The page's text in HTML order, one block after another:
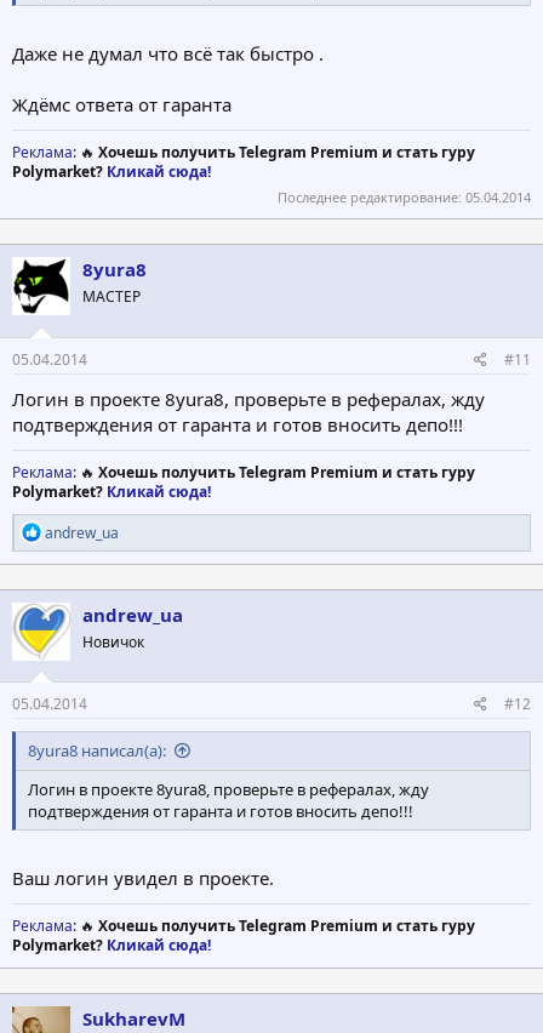
Даже не думал что всё так быстро .
Ждёмс ответа от гаранта
Реклама: 🔥 Хочешь получить Telegram Premium и стать гуру
Polymarket? Кликай сюда!
Последнее редактирование: 05.04.2014
8yura8
МАСТЕР
05.04.2014 #11
Логин в проекте 8yura8, проверьте в рефералах, жду
подтверждения от гаранта и готов вносить депо!!!
Реклама: 🔥 Хочешь получить Telegram Premium и стать гуру
Polymarket? Кликай сюда!
Р
е
а
к
ц
и
и
:
andrew_ua
andrew_ua
Новичок
05.04.2014 #12
8yura8 написал(а):
Логин в проекте 8yura8, проверьте в рефералах, жду
подтверждения от гаранта и готов вносить депо!!!
Ваш логин увидел в проекте.
Реклама: 🔥 Хочешь получить Telegram Premium и стать гуру
Polymarket? Кликай сюда!
SukharevM